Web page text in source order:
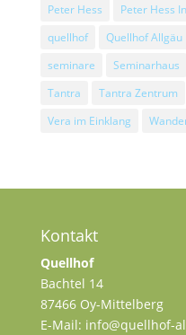
Peter Hess
Peter Hess
quellhof
Quellhof Allgäu
seminare
Seminarhaus
Tantra
Tantra Zentrum
Vera im Einklang
Kontakt
Quellhof
Bachtel 14
87466 Oy-Mittelberg
E-Mail: info@quellhof-